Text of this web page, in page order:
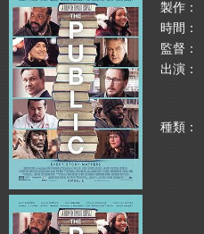
製作
時間
監督
出演
種類